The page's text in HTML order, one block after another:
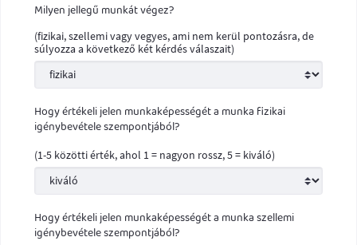
Milyen jellegű munkát végez?
(fizikai, szellemi vagy vegyes, ami nem kerül pontozásra, de
súlyozza a következő két kérdés válaszait)
Hogy értékeli jelen munkaképességét a munka fizikai
igénybevétele szempontjából?
(1-5 közötti érték, ahol 1 = nagyon rossz, 5 = kiváló)
Hogy értékeli jelen munkaképességét a munka szellemi
igénybevétele szempontjából?